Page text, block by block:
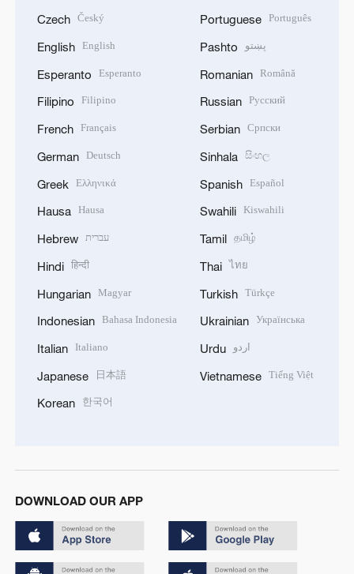
Czech Český
English English
Esperanto Esperanto
Filipino Filipino
French Français
German Deutsch
Greek Ελληνικά
Hausa Hausa
Hebrew עברית
Hindi हिन्दी
Hungarian Magyar
Indonesian Bahasa Indonesia
Italian Italiano
Japanese 日本語
Korean 한국어
Portuguese Português
Pashto پښتو
Romanian Română
Russian Русский
Serbian Српски
Sinhala සිංහල
Spanish Español
Swahili Kiswahili
Tamil தமிழ்
Thai ไทย
Turkish Türkçe
Ukrainian Українська
Urdu اردو
Vietnamese Tiếng Việt
DOWNLOAD OUR APP